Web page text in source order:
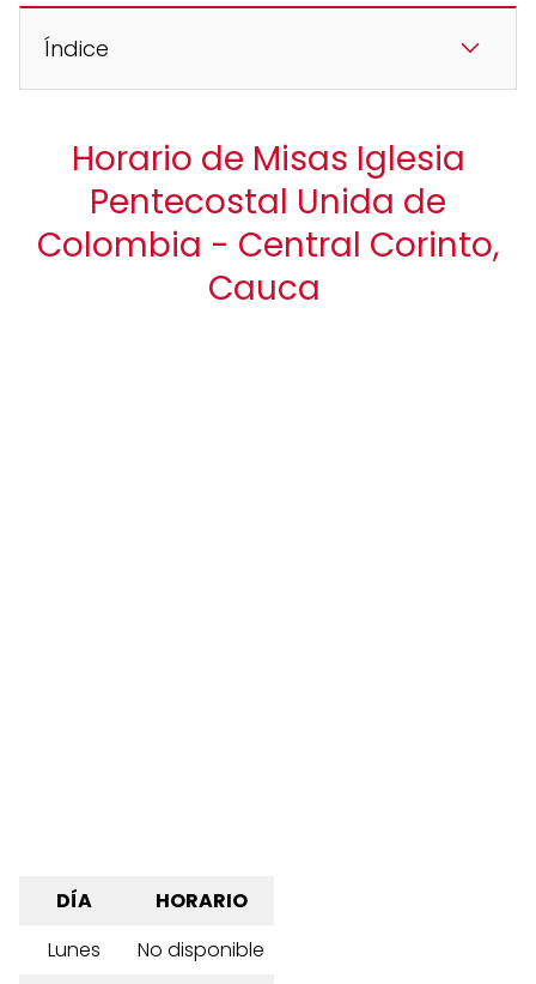
Índice
Horario de Misas Iglesia
Pentecostal Unida de
Colombia - Central Corinto,
Cauca
DÍA
HORARIO
Lunes
No disponible